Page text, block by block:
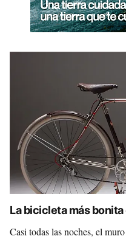
La bicicleta más bonita
Casi todas las noches, el